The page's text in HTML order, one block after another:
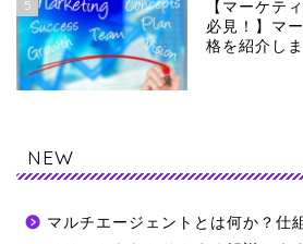
5
【マーケテ
必見！】マ
格を紹介しま
NEW
マルチエージェントとは何か？仕